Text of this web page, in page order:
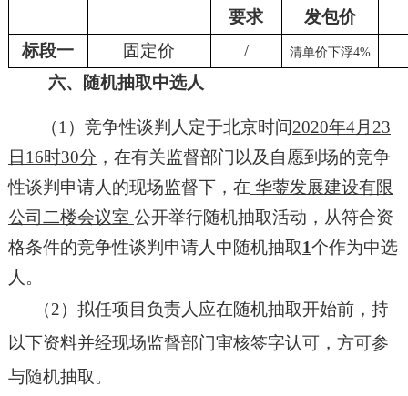
要求
发包价
标段一 固定价 / 清单价下浮4%
六、随机抽取中选人
（1）竞争性谈判人定于北京时间2020年4月 23
日 16时30分 ，在有关监督部门以及自愿到场的竞争
性谈判申请人的现场监督下，在 华蓥发展建设有限
公司二楼会议室 公开举行随机抽取活动，从符合资
格条件的竞争性谈判申请人中随机抽取1个作为中选
人。
（2） 拟任项目负责人应在随机抽取开始前，持
以下资料并经现场监督部门审核签字认可，方可参
与随机抽取。